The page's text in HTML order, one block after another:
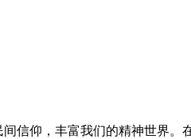
信仰，丰富我们的精神世界。